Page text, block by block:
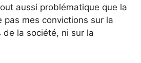
aussi problématique que la
mes convictions sur la
la société, ni sur la